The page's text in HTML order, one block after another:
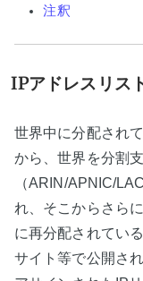
注釈
IPアドレスリス
世界中に分配され
から、世界を分割
（ARIN/APNIC/
れ、そこからさら
に再分配されてい
サイト等で公開さ